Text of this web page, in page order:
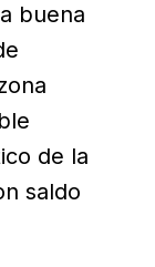
buena
de la
saldo